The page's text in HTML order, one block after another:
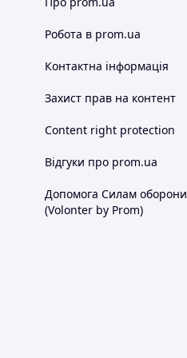
Робота в prom.ua
Контактна інформація
Захист прав на контент
Content right protection
Відгуки про prom.ua
Допомога Силам оборони
(Volonter by Prom)